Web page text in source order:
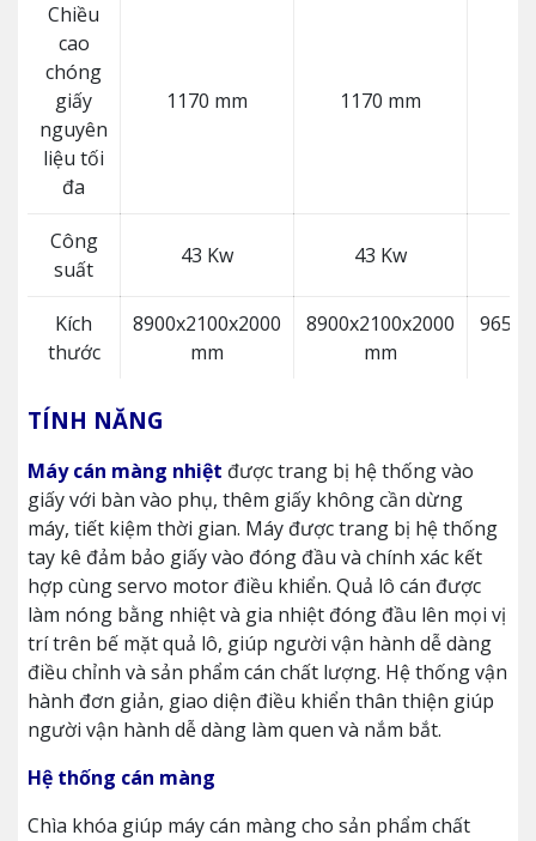
Chiều
cao
chóng
giấy
nguyên
liệu tối
đa
1170 mm 1170 mm
Công
suất
43 Kw 43 Kw
Kích
thước
8900x2100x2000
mm
8900x2100x2000
mm
TÍNH NĂNG
Máy cán màng nhiệt được trang bị hệ thống vào
giấy với bàn vào phụ, thêm giấy không cần dừng
máy, tiết kiệm thời gian. Máy được trang bị hệ thống
tay kê đảm bảo giấy vào đóng đầu và chính xác kết
hợp cùng servo motor điều khiển. Quả lô cán được
làm nóng bằng nhiệt và gia nhiệt đóng đầu lên mọi vị
trí trên bế mặt quả lô, giúp người vận hành dễ dàng
điều chỉnh và sản phẩm cán chất lượng. Hệ thống vận
hành đơn giản, giao diện điều khiển thân thiện giúp
người vận hành dễ dàng làm quen và nắm bắt.
Hệ thống cán màng
Chìa khóa giúp máy cán màng cho sản phẩm chất